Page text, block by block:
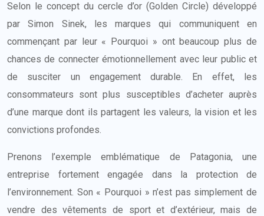
Selon le concept du cercle d’or (Golden Circle) développé
par Simon Sinek, les marques qui communiquent en
commençant par leur « Pourquoi » ont beaucoup plus de
chances de connecter émotionnellement avec leur public et
de susciter un engagement durable. En effet, les
consommateurs sont plus susceptibles d’acheter auprès
d’une marque dont ils partagent les valeurs, la vision et les
convictions profondes.
Prenons l’exemple emblématique de Patagonia, une
entreprise fortement engagée dans la protection de
l’environnement. Son « Pourquoi » n’est pas simplement de
vendre des vêtements de sport et d’extérieur, mais de